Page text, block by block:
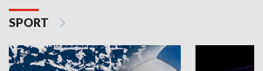
SPORT